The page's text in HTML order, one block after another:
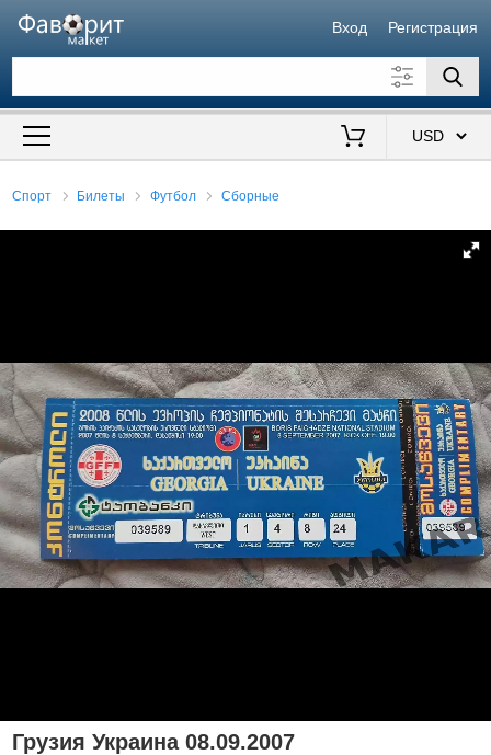
Вход Регистрация
Искать также в описании
Спорт Билеты Футбол Сборные
Грузия Украина 08.09.2007